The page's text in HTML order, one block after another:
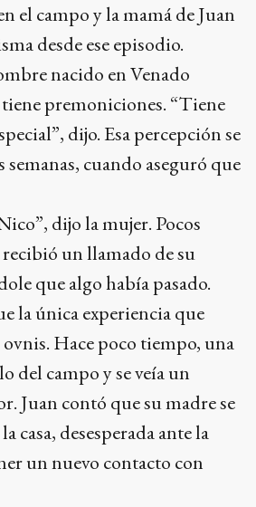
el campo y la mamá de Juan
desde ese episodio.
nacido en Venado
premoniciones. “Tiene
dijo. Esa percepción se
semanas, cuando aseguró que
dijo la mujer. Pocos
un llamado de su
que algo había pasado.
la única experiencia que
Hace poco tiempo, una
del campo y se veía un
Juan contó que su madre se
casa, desesperada ante la
un nuevo contacto con